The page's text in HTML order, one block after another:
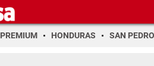
PREMIUM HONDURAS SAN PEDRO